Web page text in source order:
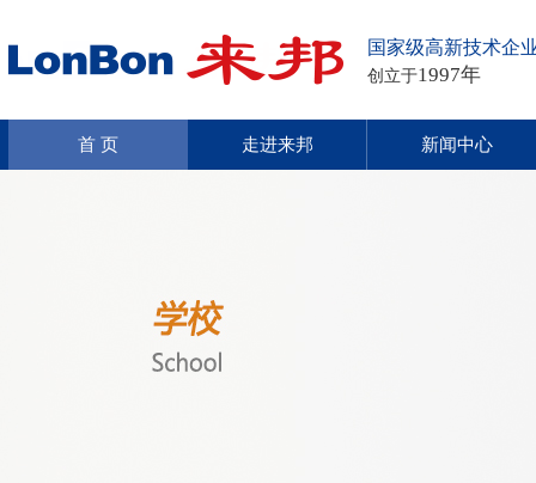
国家级高新技术企
创立于1997年
首 页 走进来邦 新闻中心